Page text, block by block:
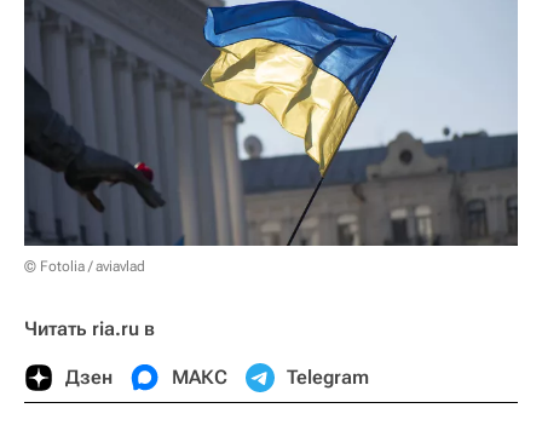
© Fotolia / aviavlad
Читать ria.ru в
Дзен МАКС Telegram